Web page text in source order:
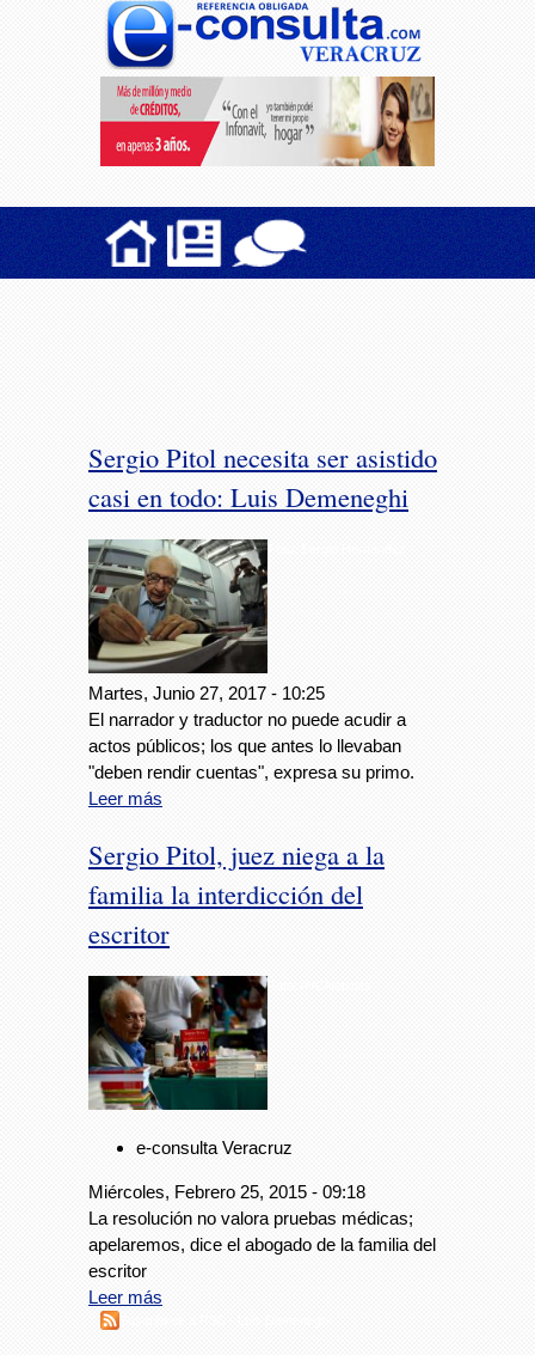
Sergio Pitol necesita ser asistido
casi en todo: Luis Demeneghi
Martes, Junio 27, 2017 - 10:25
El narrador y traductor no puede acudir a
actos públicos; los que antes lo llevaban
"deben rendir cuentas", expresa su primo.
Leer más
Sergio Pitol, juez niega a la
familia la interdicción del
escritor
e-consulta Veracruz
Miércoles, Febrero 25, 2015 - 09:18
La resolución no valora pruebas médicas;
apelaremos, dice el abogado de la familia del
escritor
Leer más